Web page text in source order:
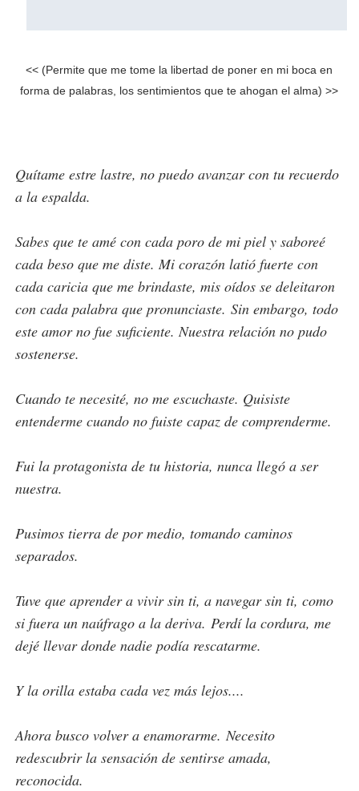
<< (Permite que me tome la libertad de poner en mi boca en
forma de palabras, los sentimientos que te ahogan el alma) >>
Quítame estre lastre, no puedo avanzar con tu recuerdo
a la espalda.
Sabes que te amé con cada poro de mi piel y saboreé
cada beso que me diste. Mi corazón latió fuerte con
cada caricia que me brindaste, mis oídos se deleitaron
con cada palabra que pronunciaste. Sin embargo, todo
este amor no fue suficiente. Nuestra relación no pudo
sostenerse.
Cuando te necesité, no me escuchaste. Quisiste
entenderme cuando no fuiste capaz de comprenderme.
Fui la protagonista de tu historia, nunca llegó a ser
nuestra.
Pusimos tierra de por medio, tomando caminos
separados.
Tuve que aprender a vivir sin ti, a navegar sin ti, como
si fuera un naúfrago a la deriva. Perdí la cordura, me
dejé llevar donde nadie podía rescatarme.
Y la orilla estaba cada vez más lejos....
Ahora busco volver a enamorarme.Necesito
redescubrir la sensación de sentirse amada,
reconocida.